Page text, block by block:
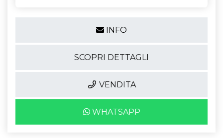
INFO
SCOPRI DETTAGLI
VENDITA
WHATSAPP